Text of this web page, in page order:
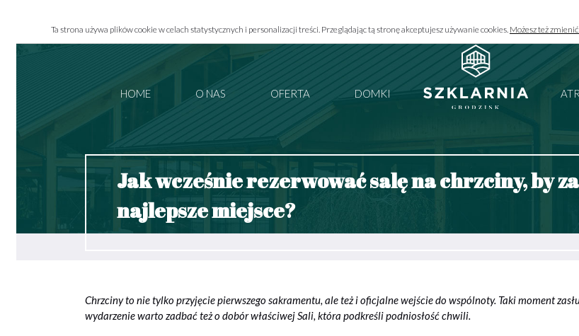
Ta strona używa plików cookie w celach statystycznych i personalizacji treści. Przeglądając tą stronę akceptujesz używanie cookies. Możesz też
HOME O NAS OFERTA DOMKI
Jak wcześnie rezerwować salę na chrzciny, by
najlepsze miejsce?
Chrzciny to nie tylko przyjęcie pierwszego sakramentu, ale też i oficjalne wejście do wspólnoty. Taki moment
wydarzenie warto zadbać też o dobór właściwej Sali, która podkreśli podniosłość chwili.